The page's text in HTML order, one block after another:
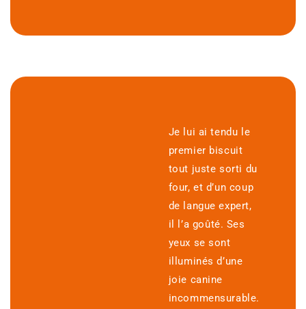
Je lui ai tendu le
premier biscuit
tout juste sorti du
four, et d’un coup
de langue expert,
il l’a goûté. Ses
yeux se sont
illuminés d’une
joie canine
incommensurable.